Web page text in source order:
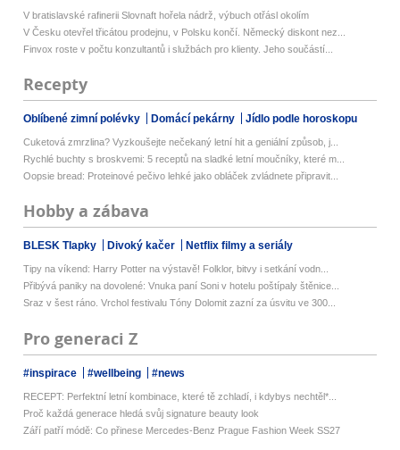
V bratislavské rafinerii Slovnaft hořela nádrž, výbuch otřásl okolím
V Česku otevřel třicátou prodejnu, v Polsku končí. Německý diskont nez...
Finvox roste v počtu konzultantů i službách pro klienty. Jeho součástí...
Recepty
Oblíbené zimní polévky Domácí pekárny Jídlo podle horoskopu
Cuketová zmrzlina? Vyzkoušejte nečekaný letní hit a geniální způsob, j...
Rychlé buchty s broskvemi: 5 receptů na sladké letní moučníky, které m...
Oopsie bread: Proteinové pečivo lehké jako obláček zvládnete připravit...
Hobby a zábava
BLESK Tlapky Divoký kačer Netflix filmy a seriály
Tipy na víkend: Harry Potter na výstavě! Folklor, bitvy i setkání vodn...
Přibývá paniky na dovolené: Vnuka paní Soni v hotelu poštípaly štěnice...
Sraz v šest ráno. Vrchol festivalu Tóny Dolomit zazní za úsvitu ve 300...
Pro generaci Z
#inspirace #wellbeing #news
RECEPT: Perfektní letní kombinace, které tě zchladí, i kdybys nechtěl*...
Proč každá generace hledá svůj signature beauty look
Září patří módě: Co přinese Mercedes-Benz Prague Fashion Week SS27